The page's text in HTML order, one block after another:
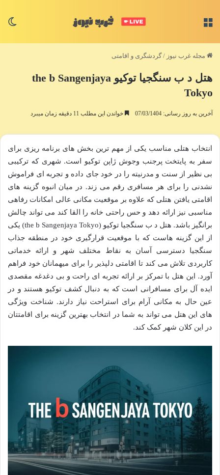
مجله غرب نیوز / گردشگری و اقامتی
هتل د ب سنگجیا توکیو the b Sangenjaya
Tokyo
آخرین به روز رسانی: 07/03/1404 خواندن این مطلب 11 دقیقه زمان میبرد
انتخاب هتلی مناسب یکی از مهم ترین بخش های برنامه ریزی برای
سفر به پایتخت پرجنب وجوش ژاپن توکیو است. شهری که ترکیبی
بی نظیر از سنت و مدرنیته را در خود جای داده و تجربه ای فراموش
نشدنی را برای هر مسافری رقم می زند. در میان انبوه گزینه های
اقامتی یافتن هتلی که علاوه بر موقعیت مکانی عالی امکانات رفاهی
مناسبی نیز ارائه دهد و حس راحتی خانه را القا کند می تواند چالش
برانگیز باشد. هتل د ب سنگجیا توکیو (the b Sangenjaya Tokyo) یکی
از این گزینه هاست که با موقعیت قرارگیری خود در منطقه جذاب
سنگجیا دسترسی آسان به نقاط مختلف شهر و ارائه خدماتی
کاربردی تلاش می کند تا اقامتی دلپذیر را برای میهمانان خود فراهم
آورد. این هتل با تمرکز بر ارائه تجربه ای راحت و بی دغدغه مقصدی
ایده آل برای مسافرانی است که به دنبال کشف توکیو هستند و در
عین حال به مکانی آرام برای استراحت نیاز دارند. شناخت ویژگی
های این هتل می تواند به شما در انتخاب بهترین گزینه برای اقامتتان
در این کلان شهر کمک کند.